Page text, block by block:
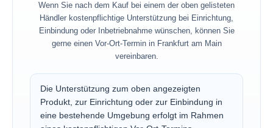
Wenn Sie nach dem Kauf bei einem der oben gelisteten
Händler kostenpflichtige Unterstützung bei Einrichtung,
Einbindung oder Inbetriebnahme wünschen, können Sie
gerne einen Vor-Ort-Termin in Frankfurt am Main
vereinbaren.
Die Unterstützung zum oben angezeigten
Produkt, zur Einrichtung oder zur Einbindung in
eine bestehende Umgebung erfolgt im Rahmen